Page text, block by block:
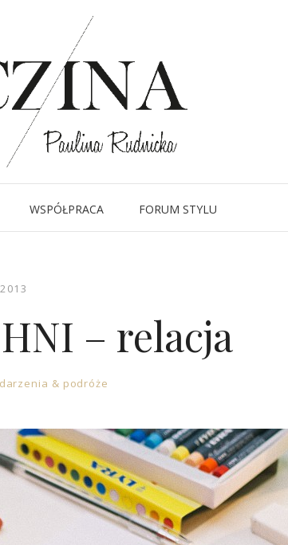
WSPÓŁPRACA FORUM STYLU
– relacja
& podróże